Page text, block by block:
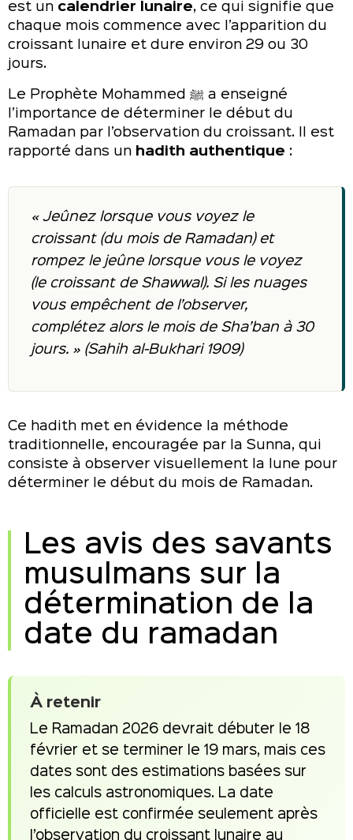
est un calendrier lunaire, ce qui signifie que
chaque mois commence avec l’apparition du
croissant lunaire et dure environ 29 ou 30
jours.
Le Prophète Mohammed ﷺ a enseigné
l’importance de déterminer le début du
Ramadan par l’observation du croissant. Il est
rapporté dans un hadith authentique :
« Jeûnez lorsque vous voyez le
croissant (du mois de Ramadan) et
rompez le jeûne lorsque vous le voyez
(le croissant de Shawwal). Si les nuages
vous empêchent de l’observer,
complétez alors le mois de Sha’ban à 30
jours. » (Sahih al-Bukhari 1909)
Ce hadith met en évidence la méthode
traditionnelle, encouragée par la Sunna, qui
consiste à observer visuellement la lune pour
déterminer le début du mois de Ramadan.
Les avis des savants
musulmans sur la
détermination de la
date du ramadan
À retenir
Le Ramadan 2026 devrait débuter le 18
février et se terminer le 19 mars, mais ces
dates sont des estimations basées sur
les calculs astronomiques. La date
officielle est confirmée seulement après
l’observation du croissant lunaire au